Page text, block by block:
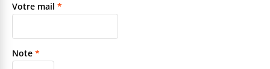
Votre mail *
Note *